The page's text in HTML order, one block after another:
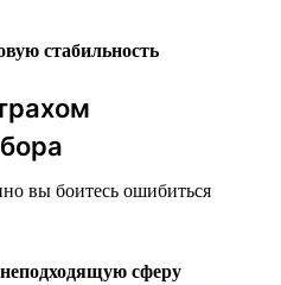
стабильность
вы боитесь ошибиться
неподходящую сферу